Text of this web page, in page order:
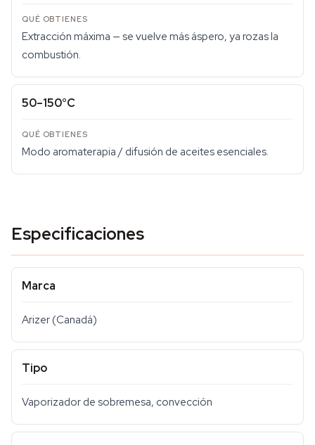
Extracción máxima — se vuelve más áspero, ya rozas la
combustión.
50–150°C
Modo aromaterapia / difusión de aceites esenciales.
Especificaciones
Marca
Arizer (Canadá)
Tipo
Vaporizador de sobremesa, convección